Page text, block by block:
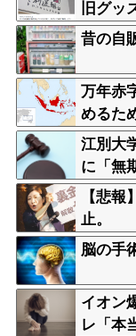
旧グ
惑
昔の自
万年赤
めるた
江別大
に「無
「懲役
【悲
止。
脳の手
イオン
レ「本